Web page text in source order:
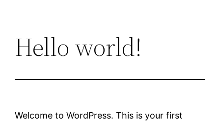
Hello world!
Welcome to WordPress. This is your first